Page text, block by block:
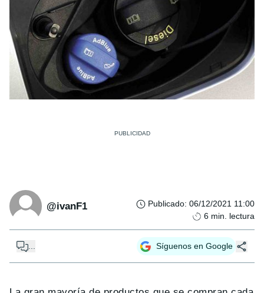
@ivanF1 Publicado: 06/12/2021 11:00
6 min. lectura
Síguenos en Google